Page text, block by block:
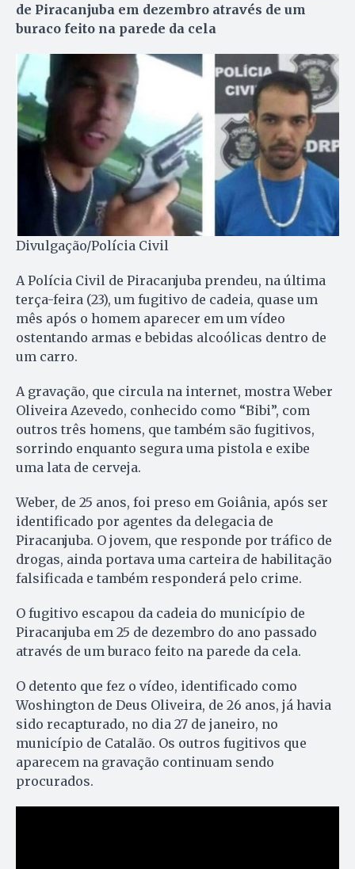
de Piracanjuba em dezembro através de um
buraco feito na parede da cela
Divulgação/Polícia Civil
A Polícia Civil de Piracanjuba prendeu, na última
terça-feira (23), um fugitivo de cadeia, quase um
mês após o homem aparecer em um vídeo
ostentando armas e bebidas alcoólicas dentro de
um carro.
A gravação, que circula na internet, mostra Weber
Oliveira Azevedo, conhecido como “Bibi”, com
outros três homens, que também são fugitivos,
sorrindo enquanto segura uma pistola e exibe
uma lata de cerveja.
Weber, de 25 anos, foi preso em Goiânia, após ser
identificado por agentes da delegacia de
Piracanjuba. O jovem, que responde por tráfico de
drogas, ainda portava uma carteira de habilitação
falsificada e também responderá pelo crime.
O fugitivo escapou da cadeia do município de
Piracanjuba em 25 de dezembro do ano passado
através de um buraco feito na parede da cela.
O detento que fez o vídeo, identificado como
Woshington de Deus Oliveira, de 26 anos, já havia
sido recapturado, no dia 27 de janeiro, no
município de Catalão. Os outros fugitivos que
aparecem na gravação continuam sendo
procurados.